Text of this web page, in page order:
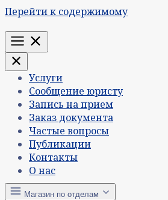
Перейти к содержимому
Меню
Услуги
Сообщение юристу
Запись на прием
Заказ документа
Частые вопросы
Публикации
Контакты
О нас
Магазин по отделам